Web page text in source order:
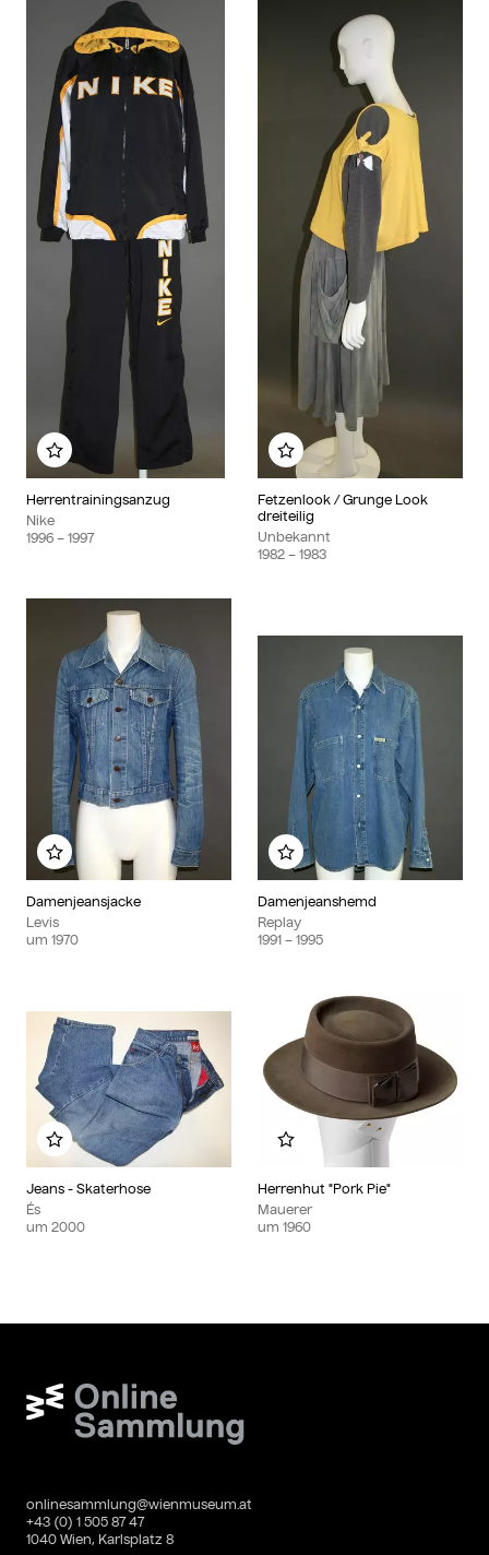
Herrentrainingsanzug
Nike
1996 – 1997
Zu meinem Album hinzufügen
Fetzenlook / Grunge Look
dreiteilig
Unbekannt
1982 – 1983
Zu meinem Album
Damenjeansjacke
Levis
um 1970
Zu meinem Album hinzufügen
Damenjeanshemd
Replay
1991 – 1995
Zu meinem Album
Jeans - Skaterhose
És
um 2000
Zu meinem Album hinzufügen
Herrenhut "Pork Pie"
Mauerer
um 1960
Zu meinem Album
Wien Museum Online Sammlung
onlinesammlung@wienmuseum.at
+43 (0) 1 505 87 47
1040 Wien, Karlsplatz 8